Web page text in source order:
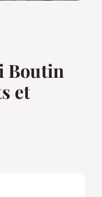
Boutin
et